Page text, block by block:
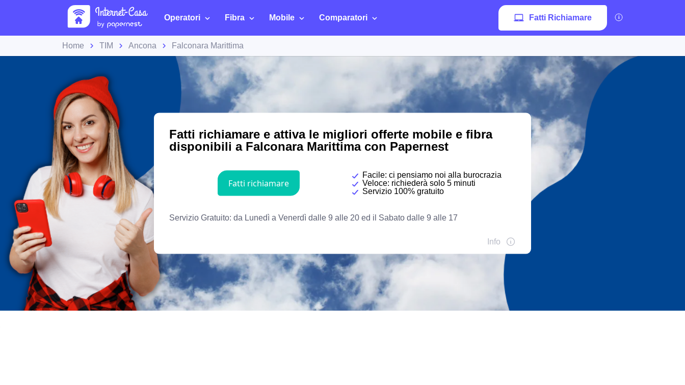
Operatori Fibra Mobile Comparatori Fatti Richiamare
Home TIM Ancona Falconara Marittima